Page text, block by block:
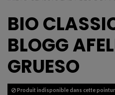
BIO
BLOGG
GRUESO
Produit indisponible dans cette